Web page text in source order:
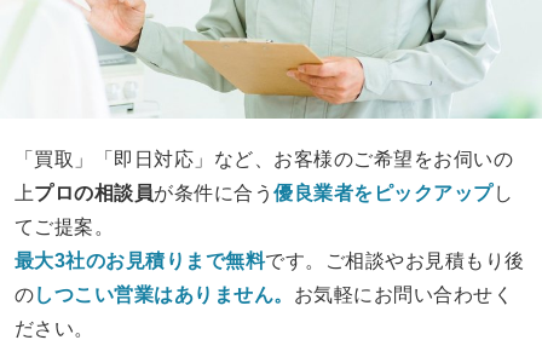
「買取」「即日対応」など、お客様のご希望をお伺いの
上プロの相談員が条件に合う優良業者をピックアップし
てご提案。
最大3社のお見積りまで無料です。ご相談やお見積もり後
のしつこい営業はありません。 お気軽にお問い合わせく
ださい。